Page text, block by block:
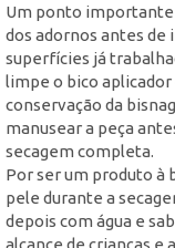
Um ponto importante
dos adornos antes de
superfícies já
limpe o bico
conservação da
manusear a peça
secagem completa.
Por ser um produto à
pele durante a
depois com água e
alcance de crianças e